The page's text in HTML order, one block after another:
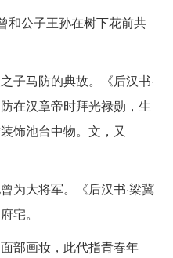
和公子王孙在树下花前共
子马防的典故。《后汉书·
在汉章帝时拜光禄勋，生
饰池台中物。文，又
为大将军。《后汉书·梁冀
宅。
部画妆，此代指青春年